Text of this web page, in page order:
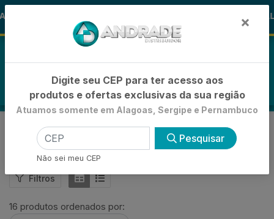
🪞
YAMASTEROL
VOLTAR
INÍCIO YAMASTEROL
Filtros
16 produtos ordenados por:
×
Digite seu CEP para ter acesso aos
produtos e ofertas exclusivas da sua região
Atuamos somente em Alagoas, Sergipe e Pernambuco
Pesquisar
Não sei meu CEP